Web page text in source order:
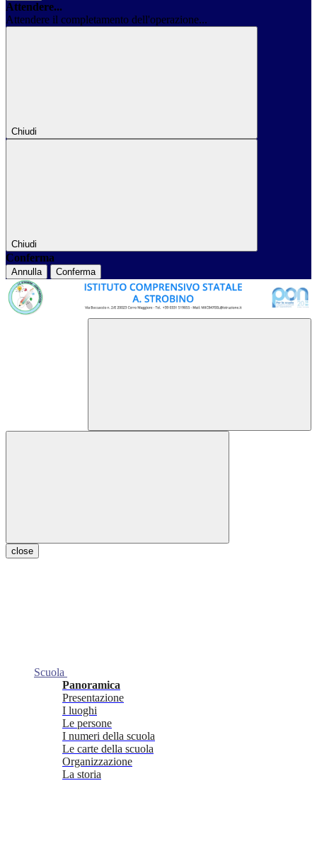
Attendere...
Attendere il completamento dell'operazione...
Chiudi
Chiudi
Conferma
Annulla Conferma
close
Scuola
Panoramica
Presentazione
I luoghi
Le persone
I numeri della scuola
Le carte della scuola
Organizzazione
La storia